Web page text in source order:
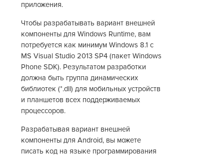
приложения.
Чтобы разрабатывать вариант внешней
компоненты для Windows Runtime, вам
потребуется как минимум Windows 8.1 с
MS Visual Studio 2013 SP4 (пакет Windows
Phone SDK). Результатом разработки
должна быть группа динамических
библиотек (*.dll) для мобильных устройств
и планшетов всех поддерживаемых
процессоров.
Разрабатывая вариант внешней
компоненты для Android, вы можете
писать код на языке программирования